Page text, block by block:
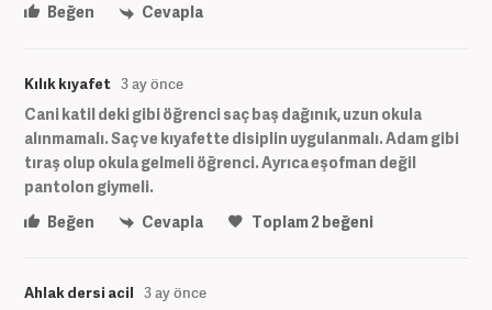
Beğen
Cevapla
Kılık kıyafet 3 ay önce
Cani katil deki gibi öğrenci saç baş dağınık, uzun okula
alınmamalı. Saç ve kıyafette disiplin uygulanmalı. Adam gibi
tıraş olup okula gelmeli öğrenci. Ayrıca eşofman değil
pantolon giymeli.
Beğen
Cevapla Toplam2 beğeni
Ahlak dersi acil 3 ay önce